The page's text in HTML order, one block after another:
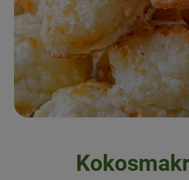
Frisches
Angebote & Neues
Naturwaren
Vorratskammer